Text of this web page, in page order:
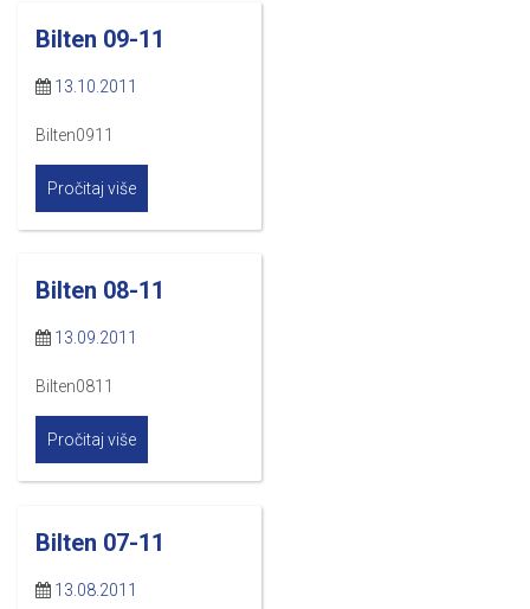
Bilten 09-11
13.10.2011
Bilten0911
Pročitaj više
Bilten 08-11
13.09.2011
Bilten0811
Pročitaj više
Bilten 07-11
13.08.2011